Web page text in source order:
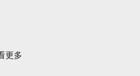
更多